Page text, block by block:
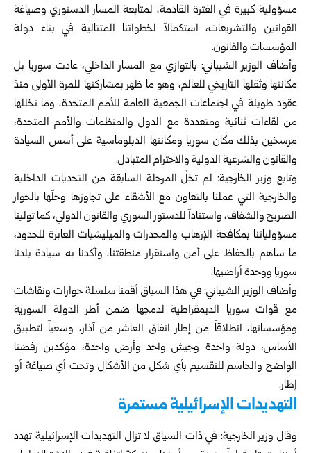
مسؤولية كبيرة في الفترة القادمة، لمتابعة المسار الدستوري وصياغة
القوانين والتشريعات، استكمالاً لخطواتنا المتتالية في بناء دولة
المؤسسات والقانون.
وأضاف الوزير الشيباني: بالتوازي مع المسار الداخلي، عادت سوريا بل
مكانتها وثقلها التاريخي للعالم، وهو ما ظهر بمشاركتها للمرة الأولى منذ
عقود طويلة في اجتماعات الجمعية العامة للأمم المتحدة، وما تخللها
من لقاءات ثنائية ومتعددة مع الدول والمنظمات والأمم المتحدة،
مرسخين بذلك مكان سوريا ومكانتها الدبلوماسية على أسس السيادة
والقانون والشرعية الدولية والاحترام المتبادل.
وتابع وزير الخارجية: لم تخلُ المرحلة السابقة من التحديات الداخلية
والخارجية التي عملنا بالتعاون مع الأشقاء على تجاوزها وحلّها بالحوار
الصريح والشفاف، واستناداً للدستور السوري والقانون الدولي، كما تولينا
مسؤولياتنا بمكافحة الإرهاب والمخدرات والميليشيات العابرة للحدود،
ما ساهم بالحفاظ على أمن واستقرار منطقتنا، وأكدنا به سيادة بلدنا
سوريا ووحدة أراضيها.
وأضاف الوزير الشيباني: في هذا السياق أقمنا سلسلة حوارات ونقاشات
مع قوات سوريا الديمقراطية لدمجها ضمن أطر الدولة السورية
ومؤسساتها، انطلاقاً من إطار اتفاق العاشر من آذار، وسعياً لتطبيق
الأساس، دولة واحدة وجيش واحد وأرض واحدة، مؤكدين رفضنا
الواضح والحاسم للتقسيم بأي شكل من الأشكال وتحت أي صياغة أو
إطار.
التهديدات الإسرائيلية مستمرة
وقال وزير الخارجية: في ذات السياق لا تزال التهديدات الإسرائيلية تهدد